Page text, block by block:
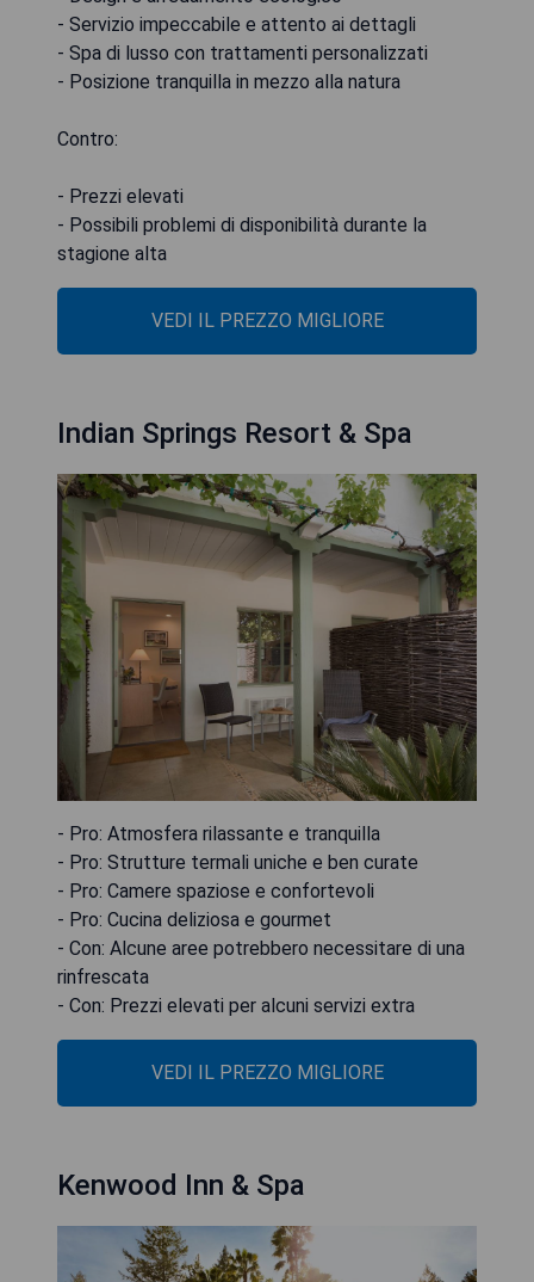
- Servizio impeccabile e attento ai dettagli
- Spa di lusso con trattamenti personalizzati
- Posizione tranquilla in mezzo alla natura
Contro:
- Prezzi elevati
- Possibili problemi di disponibilità durante la
stagione alta
VEDI IL PREZZO MIGLIORE
Indian Springs Resort & Spa
- Pro: Atmosfera rilassante e tranquilla
- Pro: Strutture termali uniche e ben curate
- Pro: Camere spaziose e confortevoli
- Pro: Cucina deliziosa e gourmet
- Con: Alcune aree potrebbero necessitare di una
rinfrescata
- Con: Prezzi elevati per alcuni servizi extra
VEDI IL PREZZO MIGLIORE
Kenwood Inn & Spa